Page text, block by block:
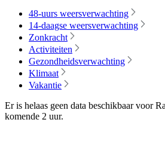
48-uurs weersverwachting
14-daagse weersverwachting
Zonkracht
Activiteiten
Gezondheidsverwachting
Klimaat
Vakantie
Er is helaas geen data beschikbaar voor
komende 2 uur.